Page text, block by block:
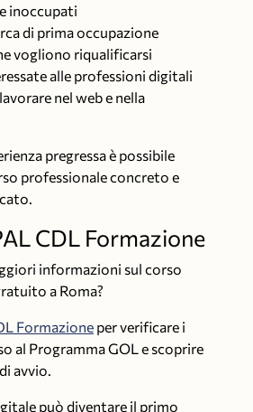
inoccupati
di prima occupazione
vogliono riqualificarsi
alle professioni digitali
nel web e nella
pregressa è possibile
professionale concreto e
CDL Formazione
informazioni sul corso
a Roma?
Formazione per verificare i
al Programma GOL e scoprire
avvio.
può diventare il primo